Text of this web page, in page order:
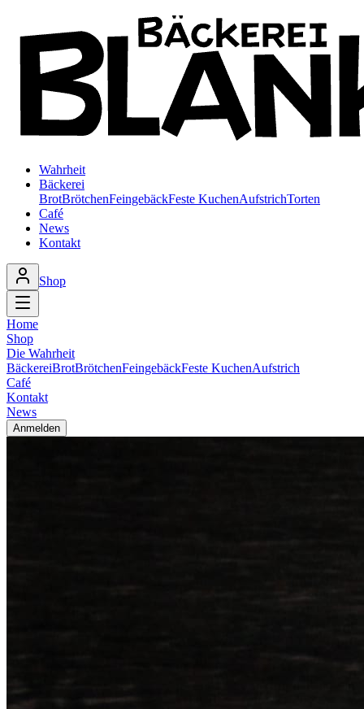
Wahrheit
Bäckerei
BrotBrötchenFeingebäckFeste KuchenAufstrichTorten
Café
News
Kontakt
Shop
Home
Shop
Die Wahrheit
BäckereiBrotBrötchenFeingebäckFeste KuchenAufstrich
Café
Kontakt
News
Anmelden